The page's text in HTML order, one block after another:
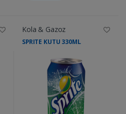
Kola & Gazoz
SPRITE KUTU 330ML